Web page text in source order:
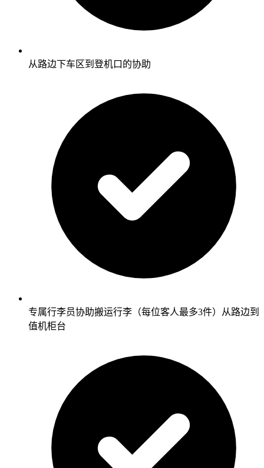
从路边下车区到登机口的协助
专属行李员协助搬运行李（每位客人最多3件）从路边到
值机柜台